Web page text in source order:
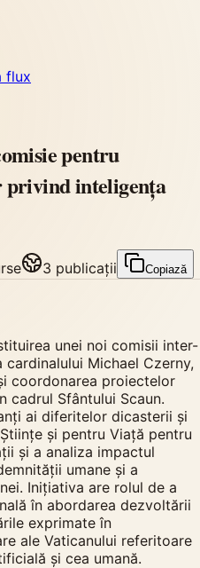
flux
pentru
inteligența
3 publicații Copiază
unei noi comisii inter-
Michael Czerny,
coordonarea proiectelor
cadrul Sfântului Scaun.
ai diferitelor dicasterii și
și pentru Viață pentru
și a analiza impactul
umane și a
Inițiativa are rolul de a
în abordarea dezvoltării
exprimate în
ale Vaticanului referitoare
și cea umană.